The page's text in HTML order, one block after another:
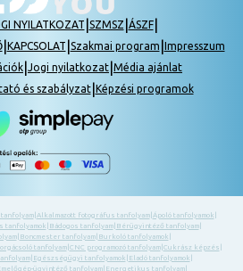
NYILATKOZAT SZMSZ ÁSZF|
| KAPCSOLAT Szakmai program Impresszum
Jogi nyilatkozat Média ajánlat
és szabályzat| Képzési programok
tanfolyam| Alkalmazott fotográfus tanfolyam| Ápoló tanfolyamok
tanfolyamok Bádogos tanfolyam| Bérügyintéző tanfolyam|
| Boncmester tanfolyam| Burkoló tanfolyamok
tanfolyam| CNC programozó tanfolyam| Cukrász képzés
| Egészségügyi tanfolyamok Eladó tanfolyamok
ügyintéző tanfolyam Energetikus tanfolyam